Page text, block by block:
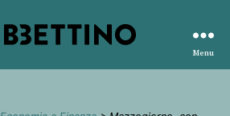
editore
Menu